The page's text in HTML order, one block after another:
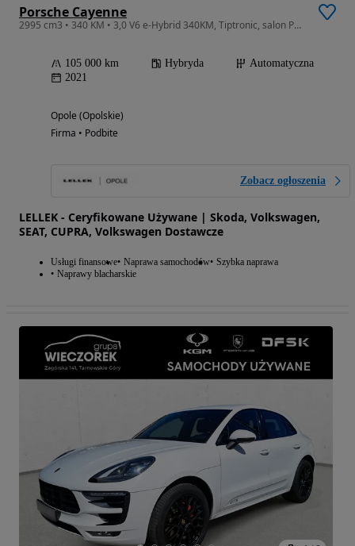
Porsche Cayenne
2995 cm3 • 340 KM • 3,0 V6 e-Hybrid 340KM, Tiptronic, salon Polska, serwis ASO
105 000 km Hybryda
Automatyczna
2021
Opole (Opolskie)
Firma • Podbite
Zobacz ogłoszenia
LELLEK - Ceryfikowane Używane | Skoda, Volkswagen,
SEAT, CUPRA, Volkswagen Dostawcze
Usługi finansowe Naprawa samochodów Szybka naprawa
Naprawy blacharskie